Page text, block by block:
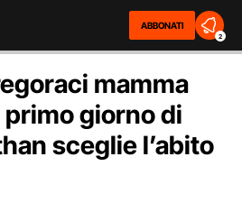
ABBONATI
2
mamma
giorno di
sceglie l’abito